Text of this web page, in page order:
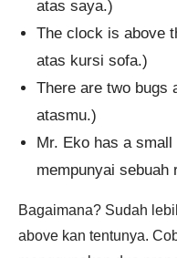
atas saya.)
The clock is above
atas kursi sofa.)
There are two bugs
atasmu.)
Mr. Eko has a
mempunyai
Bagaimana? Sudah
above kan tentunya.